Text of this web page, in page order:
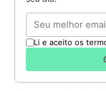
Email
Li e aceito os